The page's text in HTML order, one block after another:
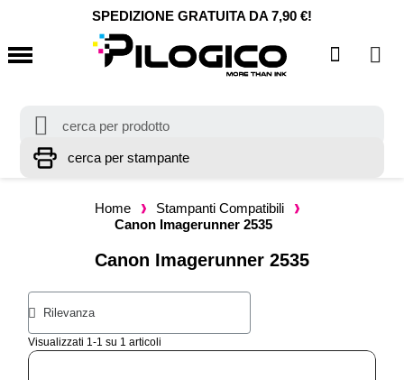
SPEDIZIONE GRATUITA DA 7,90 €!
Home
Stampanti Compatibili
Canon Imagerunner 2535
Canon Imagerunner 2535
Visualizzati 1-1 su 1 articoli